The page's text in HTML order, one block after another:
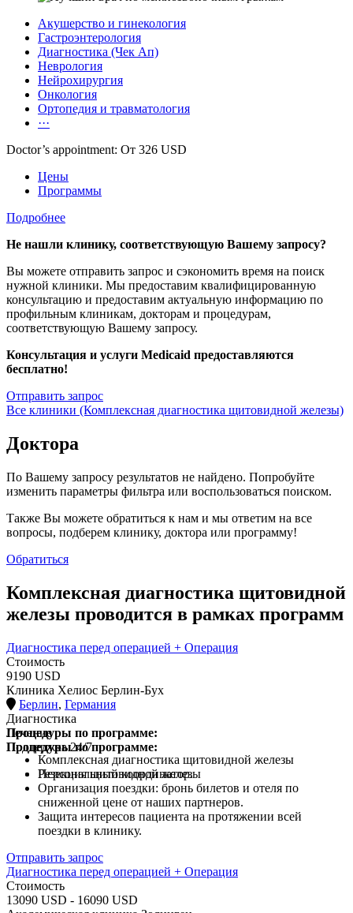
Акушерство и гинекология
Гастроэнтерология
Диагностика (Чек Ап)
Неврология
Нейрохирургия
Онкология
Ортопедия и травматология
···
Doctor’s appointment: От 326 USD
Цены
Программы
Подробнее
Не нашли клинику, соответствующую Вашему запросу?
Вы можете отправить запрос и сэкономить время на поиск
нужной клиники. Мы предоставим квалифицированную
консультацию и предоставим актуальную информацию по
профильным клиникам, докторам и процедурам,
соответствующую Вашему запросу.
Консультация и услуги Medicaid предоставляются
бесплатно!
Отправить запрос
Все клиники (Комплексная диагностика щитовидной железы)
Доктора
По Вашему запросу результатов не найдено. Попробуйте
изменить параметры фильтра или воспользоваться поиском.
Также Вы можете обратиться к нам и мы ответим на все
вопросы, подберем клинику, доктора или программу!
Обратиться
Комплексная диагностика щитовидной
железы проводится в рамках программ
Диагностика перед операцией + Операция
Стоимость
9190 USD
Клиника Хелиос Берлин-Бух
Берлин, Германия
Диагностика
Процедуры по программе:
Комплексная диагностика щитовидной железы
Лечение
Процедуры по программе:
Резекция щитовидной железы
Поддержка 24/7
Персональный координатор.
Организация поездки: бронь билетов и отеля по
сниженной цене от наших партнеров.
Защита интересов пациента на протяжении всей
поездки в клинику.
Отправить запрос
Диагностика перед операцией + Операция
Стоимость
13090 USD - 16090 USD